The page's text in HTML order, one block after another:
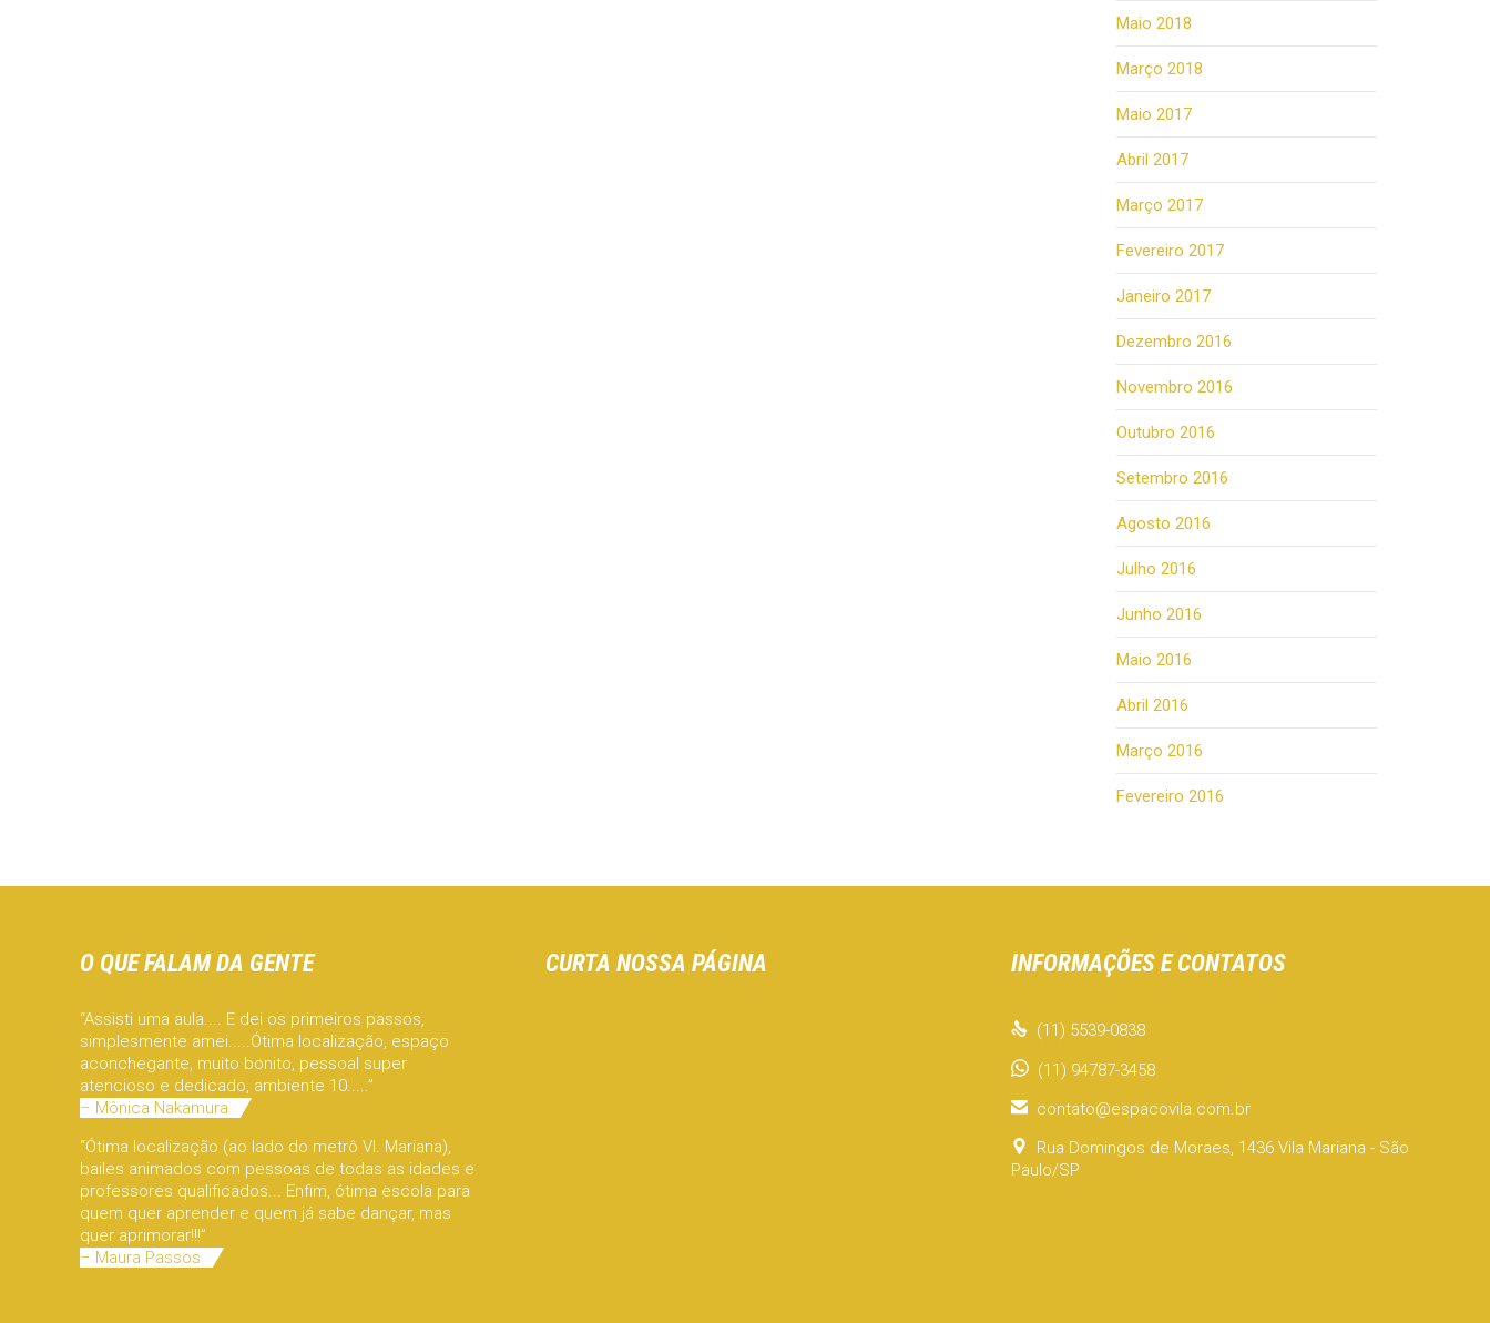
Maio 2018
Março 2018
Maio 2017
Abril 2017
Março 2017
Fevereiro 2017
Janeiro 2017
Dezembro 2016
Novembro 2016
Outubro 2016
Setembro 2016
Agosto 2016
Julho 2016
Junho 2016
Maio 2016
Abril 2016
Março 2016
Fevereiro 2016
O QUE FALAM DA GENTE
“Assisti uma aula.... E dei os primeiros passos,
simplesmente amei.....Ótima localização, espaço
aconchegante, muito bonito, pessoal super
atencioso e dedicado, ambiente 10.....”
– Mônica Nakamura
“Ótima localização (ao lado do metrô Vl. Mariana),
bailes animados com pessoas de todas as idades e
professores qualificados... Enfim, ótima escola para
quem quer aprender e quem já sabe dançar, mas
quer aprimorar!!!”
– Maura Passos
CURTA NOSSA PÁGINA INFORMAÇÕES E CONTATOS
 (11) 5539-0838
(11) 94787-3458
 contato@espacovila.com.br

Rua Domingos de Moraes, 1436 Vila Mariana - São
Paulo/SP